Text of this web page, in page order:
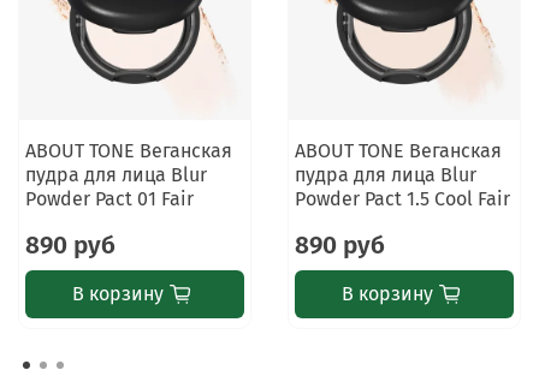
💡 Дополнительная информация
Финиш: естественный матовый с лёгким
Пудра помогает продлить стойкость макияжа и
сохранить аккуратный вид кожи в течение дня.
Продукт имеет веганскую формулу, cruelty-free
сертификацию и прошёл дерматологическое
тестирование.
ABOUT TONE Веганская
пудра для лица Blur
Powder Pact 01 Fair
890 руб
В корзину
ABOUT TONE Веганская
пудра для лица Blur
Powder Pact 1.5 Cool Fair
890 руб
В корзину